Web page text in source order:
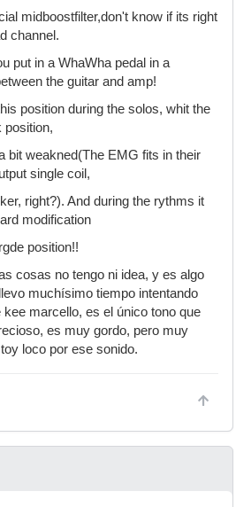
midboostfilter,don't know if its right
channel.
put in a WhaWha pedal in a
the guitar and amp!
position during the solos, whit the
position,
bit weakned(The EMG fits in their
single coil,
right?). And during the rythms it
modification
position!!
cosas no tengo ni idea, y es algo
muchísimo tiempo intentando
marcello, es el único tono que
es muy gordo, pero muy
loco por ese sonido.